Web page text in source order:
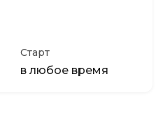
Старт
в любое время